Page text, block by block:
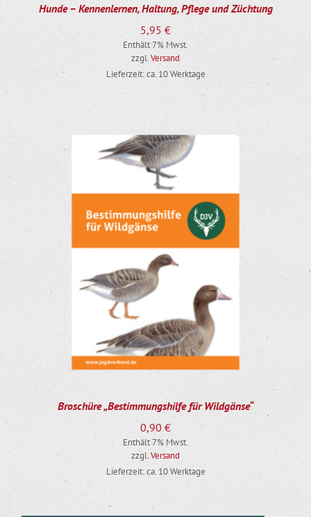
Hunde – Kennenlernen, Haltung, Pflege und Züchtung
5,95€
Enthält 7% Mwst.
zzgl.Versand
Lieferzeit: ca. 10 Werktage
Broschüre „Bestimmungshilfe für Wildgänse“
0,90 €
Enthält 7% Mwst.
zzgl.Versand
Lieferzeit: ca. 10 Werktage